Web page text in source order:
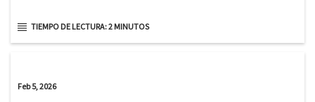
TIEMPO DE LECTURA: 2 MINUTOS
Feb 5, 2026